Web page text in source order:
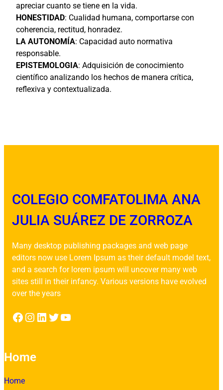
apreciar cuanto se tiene en la vida.
HONESTIDAD: Cualidad humana, comportarse con
coherencia, rectitud, honradez.
LA AUTONOMÍA: Capacidad auto normativa
responsable.
EPISTEMOLOGIA: Adquisición de conocimiento
científico analizando los hechos de manera crítica,
reflexiva y contextualizada.
COLEGIO COMFATOLIMA ANA
JULIA SUÁREZ DE ZORROZA
Many desktop publishing packages and web page
editors now use Lorem Ipsum as their default model text,
and a search for lorem ipsum will uncover many web
sites still in their infancy. Various versions have evolved
over the years
Facebook Instagram LinkedIn Twitter YouTube
Home
Home